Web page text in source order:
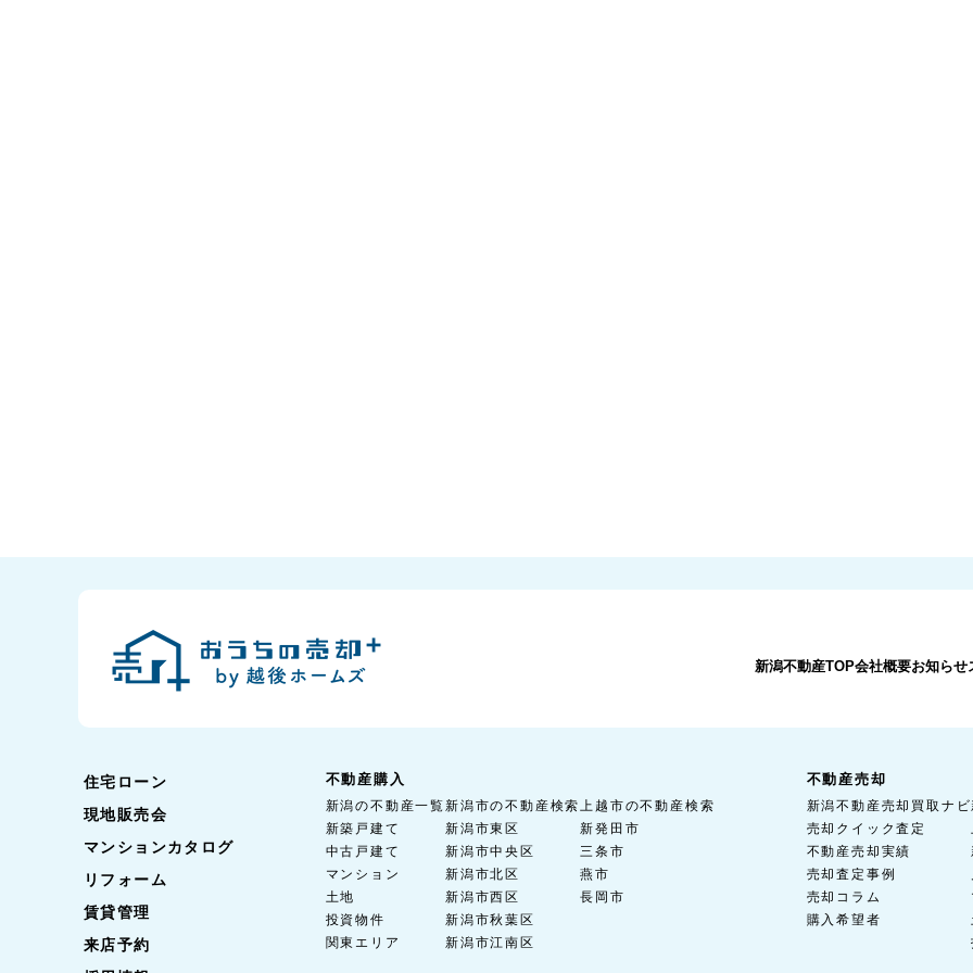
新潟不動産TOP会社概要お知らせ
住宅ローン
現地販売会
マンションカタログ
リフォーム
賃貸管理
来店予約
不動産購入
新潟の不動産一覧
新築戸建て
中古戸建て
マンション
土地
投資物件
関東エリア
新潟市の不動産検索
新潟市東区
新潟市中央区
新潟市北区
新潟市西区
新潟市秋葉区
新潟市江南区
上越市の不動産検索
新発田市
三条市
燕市
長岡市
不動産売却
新潟不動産売却買取ナビ
売却クイック査定
不動産売却実績
売却査定事例
売却コラム
購入希望者